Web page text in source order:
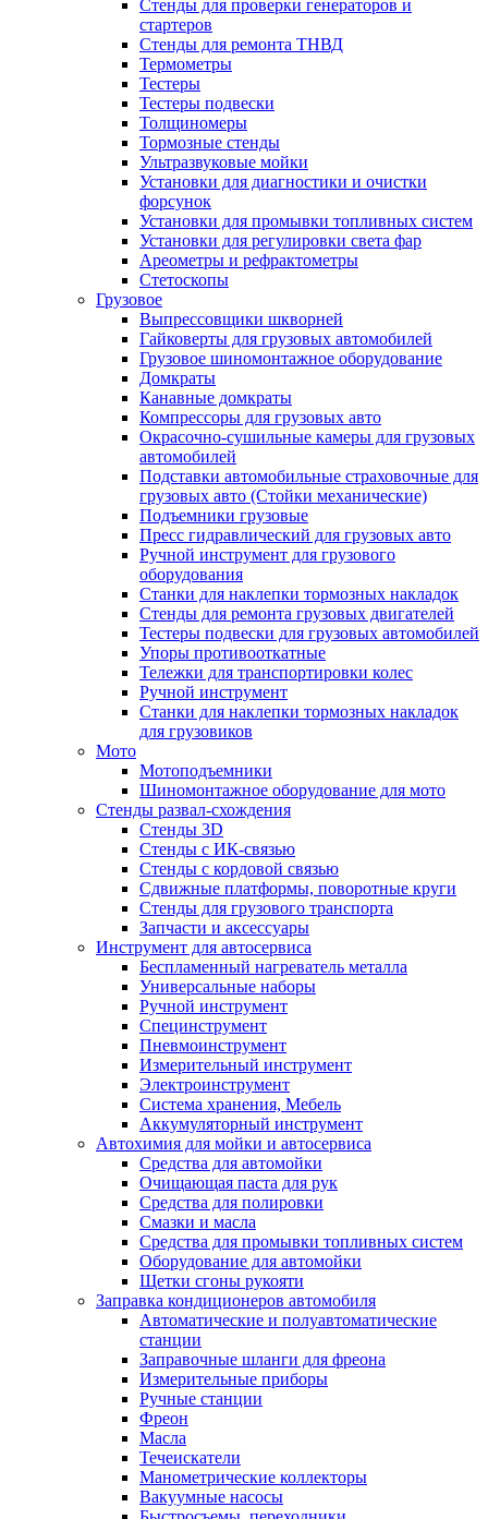
Стенды для проверки генераторов и
стартеров
Стенды для ремонта ТНВД
Термометры
Тестеры
Тестеры подвески
Толщиномеры
Тормозные стенды
Ультразвуковые мойки
Установки для диагностики и очистки
форсунок
Установки для промывки топливных систем
Установки для регулировки света фар
Ареометры и рефрактометры
Стетоскопы
Грузовое
Выпрессовщики шкворней
Гайковерты для грузовых автомобилей
Грузовое шиномонтажное оборудование
Домкраты
Канавные домкраты
Компрессоры для грузовых авто
Окрасочно-сушильные камеры для грузовых
автомобилей
Подставки автомобильные страховочные для
грузовых авто (Стойки механические)
Подъемники грузовые
Пресс гидравлический для грузовых авто
Ручной инструмент для грузового
оборудования
Станки для наклепки тормозных накладок
Стенды для ремонта грузовых двигателей
Тестеры подвески для грузовых автомобилей
Упоры противооткатные
Тележки для транспортировки колес
Ручной инструмент
Станки для наклепки тормозных накладок
для грузовиков
Мото
Мотоподъемники
Шиномонтажное оборудование для мото
Стенды развал-схождения
Стенды 3D
Стенды с ИК-связью
Стенды с кордовой связью
Сдвижные платформы, поворотные круги
Стенды для грузового транспорта
Запчасти и аксессуары
Инструмент для автосервиса
Беспламенный нагреватель металла
Универсальные наборы
Ручной инструмент
Специнструмент
Пневмоинструмент
Измерительный инструмент
Электроинструмент
Система хранения, Мебель
Аккумуляторный инструмент
Автохимия для мойки и автосервиса
Средства для автомойки
Очищающая паста для рук
Средства для полировки
Смазки и масла
Средства для промывки топливных систем
Оборудование для автомойки
Щетки сгоны рукояти
Заправка кондиционеров автомобиля
Автоматические и полуавтоматические
станции
Заправочные шланги для фреона
Измерительные приборы
Ручные станции
Фреон
Масла
Течеискатели
Манометрические коллекторы
Вакуумные насосы